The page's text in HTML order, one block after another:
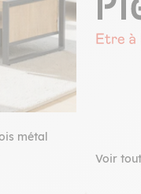
métal
Voir